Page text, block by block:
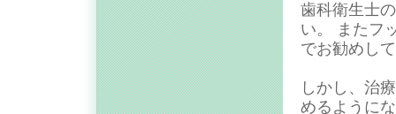
歯科衛生士
い。 またフ
でお勧めし
しかし、治
めるように